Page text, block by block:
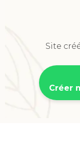
Site
Créer